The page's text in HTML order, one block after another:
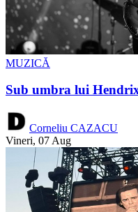
MUZICĂ
Sub umbra lui
Corneliu CAZACU
Vineri, 07 Aug